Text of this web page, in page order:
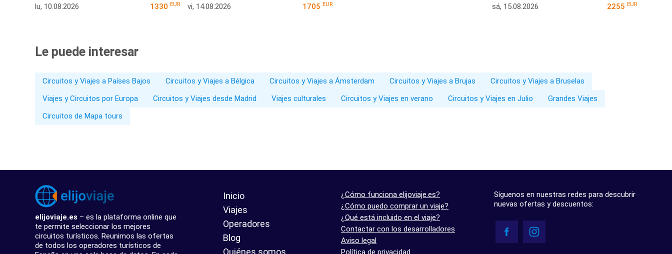
lu, 10.08.2026 1330 EUR vi, 14.08.2026 1705 EUR sá, 15.08.2026 2255 EUR
Le puede interesar
Circuitos y Viajes a Países Bajos Circuitos y Viajes a Bélgica Circuitos y Viajes a Ámsterdam Circuitos y Viajes a Brujas
Circuitos y Viajes a Bruselas
Viajes y Circuitos por Europa
Circuitos y Viajes desde Madrid Viajes culturales Circuitos y Viajes en verano Circuitos y Viajes en Julio
Grandes Viajes
Circuitos de Mapa tours
elijoviaje.es – es la plataforma online que
te permite seleccionar los mejores
circuitos turísticos. Reunimos las ofertas
de todos los operadores turísticos de
Inicio
Viajes
Operadores
Blog
Quiénes somos
¿Cómo funciona elijoviaje.es?
¿Cómo puedo comprar un viaje?
¿Qué está incluido en el viaje?
Contactar con los desarrolladores
Aviso legal
Política de privacidad
Síguenos en nuestras redes para descubrir
nuevas ofertas y descuentos: